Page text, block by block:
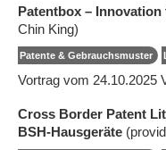
Patentbox –
Chin King)
Patente & Gebrauchsmuster
Vortrag vom 24.10.2025
Cross Border Patent
BSH-Hausgeräte